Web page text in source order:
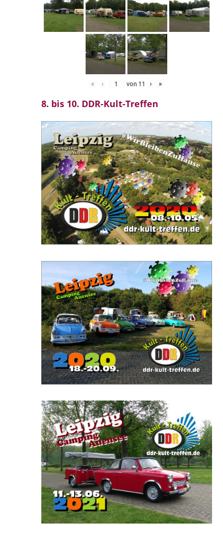
« ‹ von 11 › »
8. bis 10. DDR-Kult-Treffen